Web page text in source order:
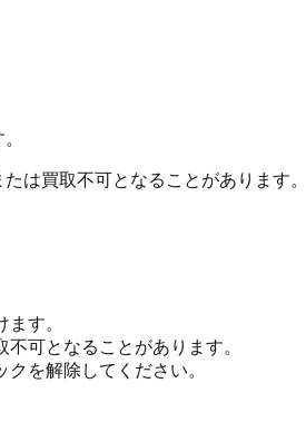
は買取不可となることがあります。
す。
可となることがあります。
を解除してください。